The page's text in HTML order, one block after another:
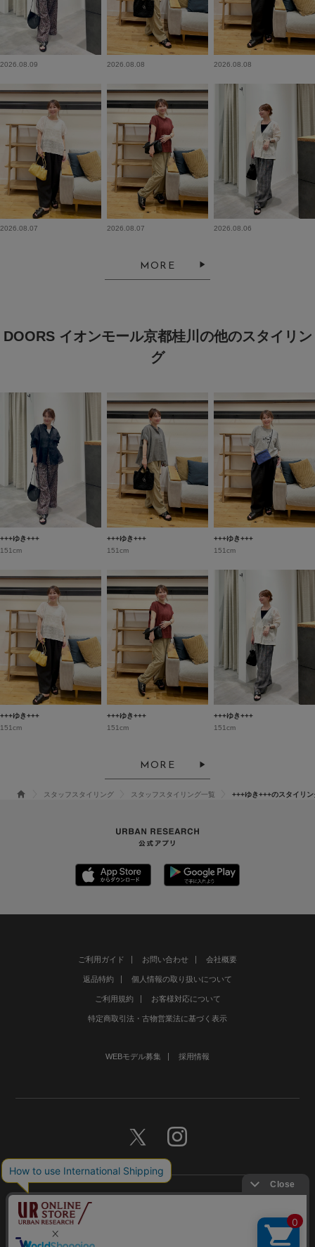
2026.08.09 2026.08.08 2026.08.08
2026.08.07 2026.08.07 2026.08.06
MORE
DOORS イオンモール京都桂川の他のスタイリン
グ
+++ゆき+++
151cm
+++ゆき+++
151cm
+++ゆき+++
151cm
+++ゆき+++
151cm
+++ゆき+++
151cm
+++ゆき+++
151cm
MORE
スタッフスタイリング スタッフスタイリング一覧 +++ゆき+++のスタイリン
ご利用ガイド お問い合わせ 会社概要
返品特約 個人情報の取り扱いについて
ご利用規約 お客様対応について
特定商取引法・古物営業法に基づく表示
WEBモデル募集 採用情報